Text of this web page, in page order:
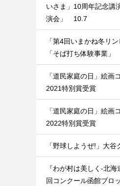
いさま」10周年記念講
演会」 10.7
「第4回いまかね冬リ
「そば打ち体験事業
「道民家庭の日」絵画
2021特別賞受賞
「道民家庭の日」絵画
2022特別賞受賞
「野球しようぜ!」大谷
『わが村は美しく-北海
回コンクール函館ブロ